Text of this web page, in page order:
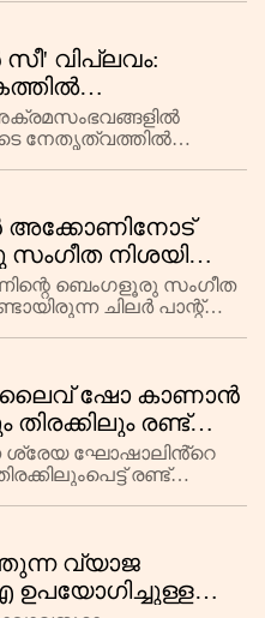
പുനരുജ്ജീവ
വിപ്ലവം:
സംഘർഷം
നേതൃത്വത്തിൽ
സിറ്റിയിൽ
അക്കോണിനോട്
നിശയിലെ
ബെംഗളൂരു സംഗീത
ചിലർ പാന്റ്‌സ്
ലൈവ് ഷോ കാണാൻ
തിരക്കിലും രണ്ട്
ശ്രേയ ഘോഷാലിൻ്റെ
രണ്ട്
മ
വ്യാജ